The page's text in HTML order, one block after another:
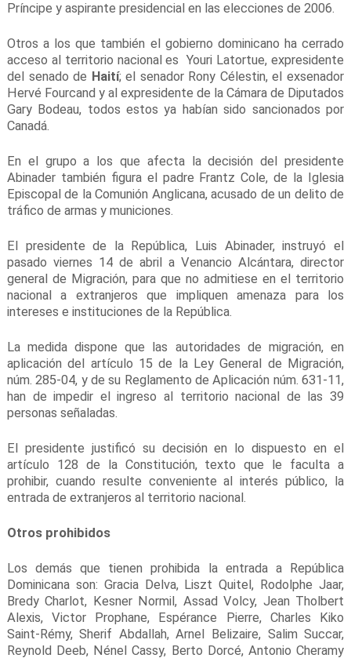
Príncipe y aspirante presidencial en las elecciones de 2006.
Otros a los que también el gobierno dominicano ha cerrado
acceso al territorio nacional es Youri Latortue, expresidente
del senado de Haití; el senador Rony Célestin, el exsenador
Hervé Fourcand y al expresidente de la Cámara de Diputados
Gary Bodeau, todos estos ya habían sido sancionados por
Canadá.
En el grupo a los que afecta la decisión del presidente
Abinader también figura el padre Frantz Cole, de la Iglesia
Episcopal de la Comunión Anglicana, acusado de un delito de
tráfico de armas y municiones.
El presidente de la República, Luis Abinader, instruyó el
pasado viernes 14 de abril a Venancio Alcántara, director
general de Migración, para que no admitiese en el territorio
nacional a extranjeros que impliquen amenaza para los
intereses e instituciones de la República.
La medida dispone que las autoridades de migración, en
aplicación del artículo 15 de la Ley General de Migración,
núm. 285-04, y de su Reglamento de Aplicación núm. 631-11,
han de impedir el ingreso al territorio nacional de las 39
personas señaladas.
El presidente justificó su decisión en lo dispuesto en el
artículo 128 de la Constitución, texto que le faculta a
prohibir, cuando resulte conveniente al interés público, la
entrada de extranjeros al territorio nacional.
Otros prohibidos
Los demás que tienen prohibida la entrada a República
Dominicana son: Gracia Delva, Liszt Quitel, Rodolphe Jaar,
Bredy Charlot, Kesner Normil, Assad Volcy, Jean Tholbert
Alexis, Victor Prophane, Espérance Pierre, Charles Kiko
Saint-Rémy, Sherif Abdallah, Arnel Belizaire, Salim Succar,
Reynold Deeb, Nénel Cassy, Berto Dorcé, Antonio Cheramy